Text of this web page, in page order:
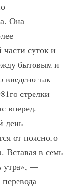
Она
части суток и
бытовым и
введено так
стрелки
вперед.
день
от поясного
Вставая в семь
утра», —